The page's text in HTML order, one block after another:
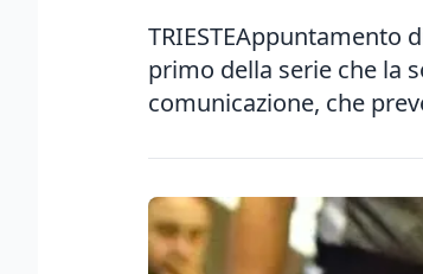
TRIESTEAppuntamento
primo della serie che la
comunicazione, che